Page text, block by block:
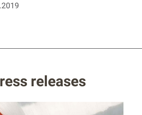
releases